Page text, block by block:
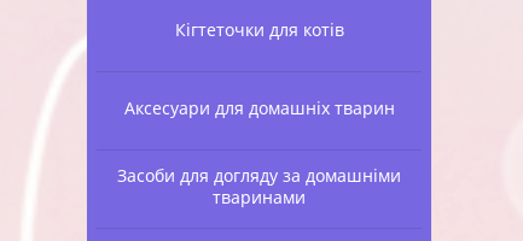
Кігтеточки для котів
Аксесуари для домашніх тварин
Засоби для догляду за домашніми
тваринами